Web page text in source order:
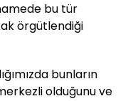
bu tür
örgütlendiği
bunların
olduğunu ve